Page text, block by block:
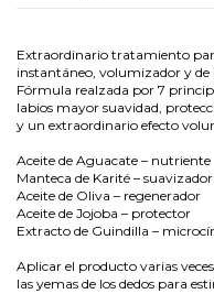
Extraordinario tratamiento
instantáneo, volumizador y de
Fórmula realzada por 7
labios mayor suavidad,
y un extraordinario efecto
Aceite de Aguacate – nutriente
Manteca de Karité –
Aceite de Oliva – regenerador
Aceite de Jojoba – protector
Extracto de Guindilla –
Aplicar el producto varias
las yemas de los dedos para